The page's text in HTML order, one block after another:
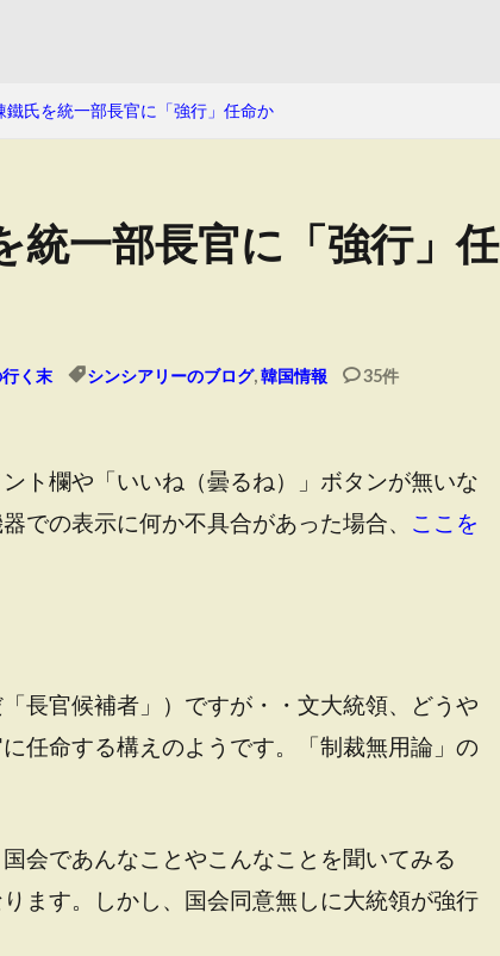
鐵氏を統一部長官に「強行」任命か
統一部長官に「強行」任
く末 シンシアリーのブログ,韓国情報 35件
ト欄や「いいね（曇るね）」ボタンが無いな
での表示に何か不具合があった場合、 ここを
長官候補者」）ですが・・文大統領、どうや
任命する構えのようです。「制裁無用論」の
会であんなことやこんなことを聞いてみる
ます。しかし、国会同意無しに大統領が強行